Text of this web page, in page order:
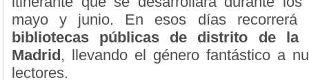
mayo y junio. En esos días recorrerá
bibliotecas públicas de distrito de la
Madrid, llevando el género fantástico a
lectores.